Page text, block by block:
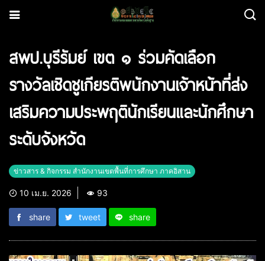
สพป.บุรีรัมย์ เขต ๑ ร่วมคัดเลือก
รางวัลเชิดชูเกียรติพนักงานเจ้าหน้าที่ส่ง
เสริมความประพฤตินักเรียนและนักศึกษา
ระดับจังหวัด
ข่าวสาร & กิจกรรม สำนักงานเขตพื้นที่การศึกษา ภาคอิสาน
10 เม.ย. 2026 93
share tweet share